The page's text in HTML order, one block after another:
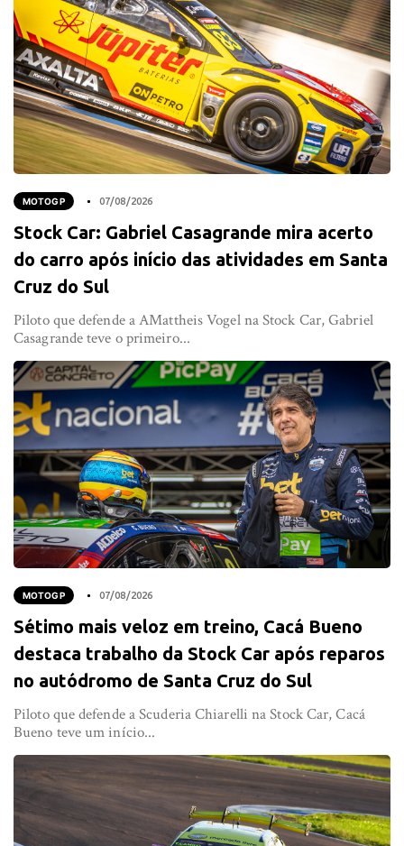
MOTOGP 07/08/2026
Stock Car: Gabriel Casagrande mira acerto
do carro após início das atividades em Santa
Cruz do Sul
Piloto que defende a AMattheis Vogel na Stock Car, Gabriel
Casagrande teve o primeiro...
MOTOGP 07/08/2026
Sétimo mais veloz em treino, Cacá Bueno
destaca trabalho da Stock Car após reparos
no autódromo de Santa Cruz do Sul
Piloto que defende a Scuderia Chiarelli na Stock Car, Cacá
Bueno teve um início...